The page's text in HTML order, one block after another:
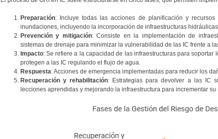
Preparación: Incluye todas las acciones de planificación y
inundaciones, incluyendo la incorporación de infraestructuras
Prevención y mitigación: Consiste en la implementación de
sistemas de drenaje para minimizar la vulnerabilidad de las IC frente a
Impacto: Se refiere a la capacidad de las infraestructuras para soportar
protegen a las IC regulando el flujo de agua.
Respuesta: Acciones de emergencia implementadas para reducir los
Recuperación y rehabilitación: Estrategias para devolver a las IC
lecciones aprendidas y mejorando la infraestructura para incrementar